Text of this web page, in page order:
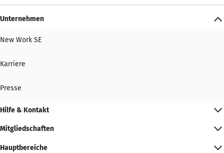
Unternehmen
New Work SE
Karriere
Presse
Hilfe & Kontakt
Mitgliedschaften
Hauptbereiche